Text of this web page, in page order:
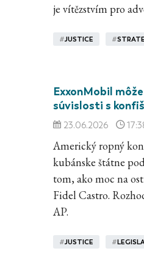
je vítězstvím pro
#JUSTICE #
ExxonMobil
súvislosti s
23.06.2026
Americký ropný
kubánske štátne
tom, ako moc na
Fidel Castro.
AP.
#JUSTICE #